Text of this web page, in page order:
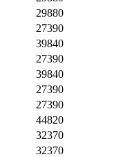
29880
27390
39840
27390
39840
27390
27390
44820
32370
32370